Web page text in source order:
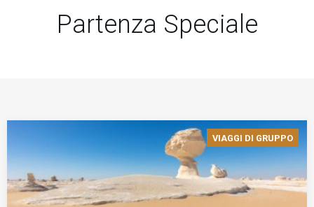
Partenza Speciale
VIAGGI DI GRUPPO